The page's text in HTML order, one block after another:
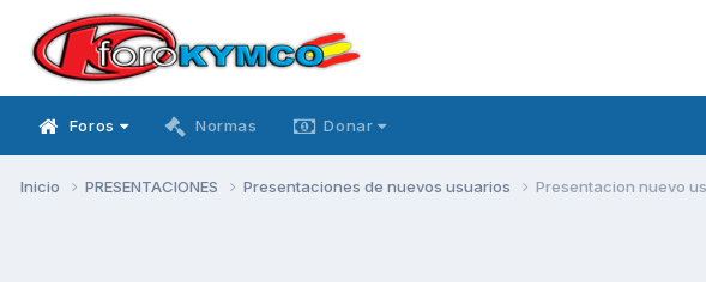
Foros Normas Donar
Inicio PRESENTACIONES Presentaciones de nuevos usuarios Presentacion nuevo